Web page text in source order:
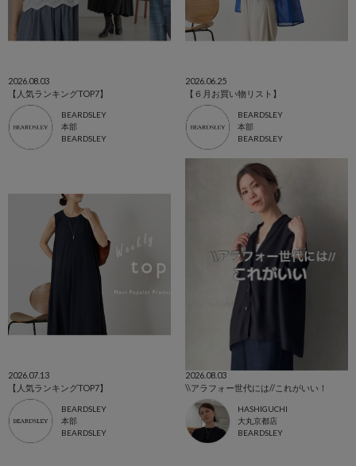
2026.08.03
【人気ランキングTOP7】
BEARDSLEY
本部
BEARDSLEY
2026.06.25
【６月お買い物リスト】
BEARDSLEY
本部
BEARDSLEY
2026.07.13
【人気ランキングTOP7】
BEARDSLEY
本部
BEARDSLEY
2026.08.03
\\アラフォー世代には//これがいい！
HASHIGUCHI
大丸京都店
BEARDSLEY